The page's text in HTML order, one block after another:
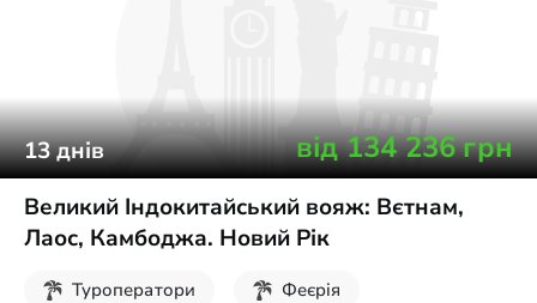
13днів від134 236грн
Великий Індокитайський вояж: Вєтнам,
Лаос, Камбоджа. Новий Рік
Туроператори
Феєрія